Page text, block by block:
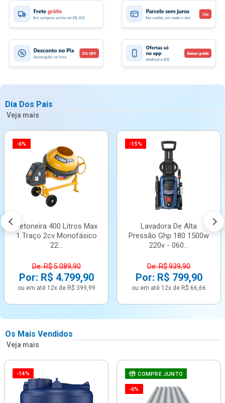
Dia Dos Pais
Veja mais
-6%
Betoneira 400 Litros Max
1 Traço 2cv Monofásico
22...
De: R$ 5.089,90
Por: R$ 4.799,90
ou em até 12x de R$ 399,99
-15%
Lavadora De Alta
Pressão Ghp 180 1500w
220v - 060...
De: R$ 939,90
Por: R$ 799,90
ou em até 12x de R$ 66,66
Os Mais Vendidos
Veja mais
-14% COMPRE JUNTO
-6%